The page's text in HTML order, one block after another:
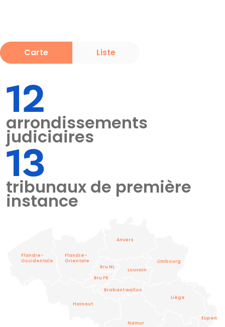
Carte Liste
12
arrondissements
judiciaires
13
tribunaux de première
instance
Flandre-
Occidentale
Flandre-
Orientale
Anvers
Louvain
Limbourg
Bru NL
Bru FR
Brabant wallon
Hainaut
Namur
Liège
Eupen